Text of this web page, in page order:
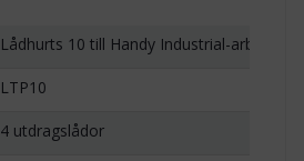
Lådhurts 10 till Handy Industrial-
LTP10
4 utdragslådor